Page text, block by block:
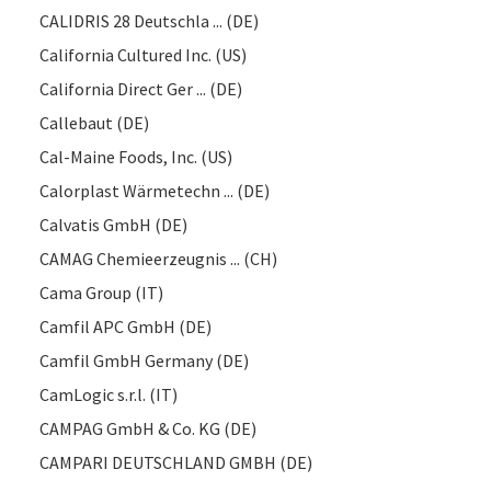
CALIDRIS 28 Deutschla ... (DE)
California Cultured Inc. (US)
California Direct Ger ... (DE)
Callebaut (DE)
Cal-Maine Foods, Inc. (US)
Calorplast Wärmetechn ... (DE)
Calvatis GmbH (DE)
CAMAG Chemieerzeugnis ... (CH)
Cama Group (IT)
Camfil APC GmbH (DE)
Camfil GmbH Germany (DE)
CamLogic s.r.l. (IT)
CAMPAG GmbH & Co. KG (DE)
CAMPARI DEUTSCHLAND GMBH (DE)